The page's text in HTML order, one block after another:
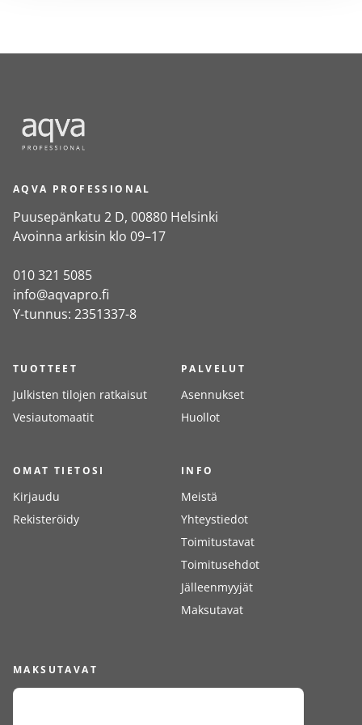
AQVA PROFESSIONAL
Puusepänkatu 2 D, 00880 Helsinki
Avoinna arkisin klo 09–17
010 321 5085
info@aqvapro.fi
Y-tunnus: 2351337-8
TUOTTEET
Julkisten tilojen ratkaisut
Vesiautomaatit
PALVELUT
Asennukset
Huollot
OMAT TIETOSI
Kirjaudu
Rekisteröidy
INFO
Meistä
Yhteystiedot
Toimitustavat
Toimitusehdot
Jälleenmyyjät
Maksutavat
MAKSUTAVAT